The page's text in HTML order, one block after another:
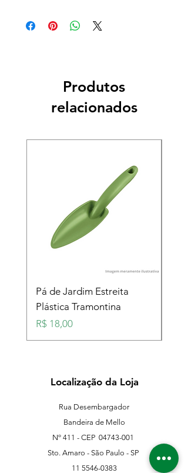
Produtos
relacionados
Pá de Jardim Estreita
Plástica Tramontina
Preço
R$ 18,00
Localização da Loja
Rua Desembargador
Bandeira de Mello
Nº 411 - CEP 04743-001
Sto. Amaro - São Paulo - SP
11 5546-0383